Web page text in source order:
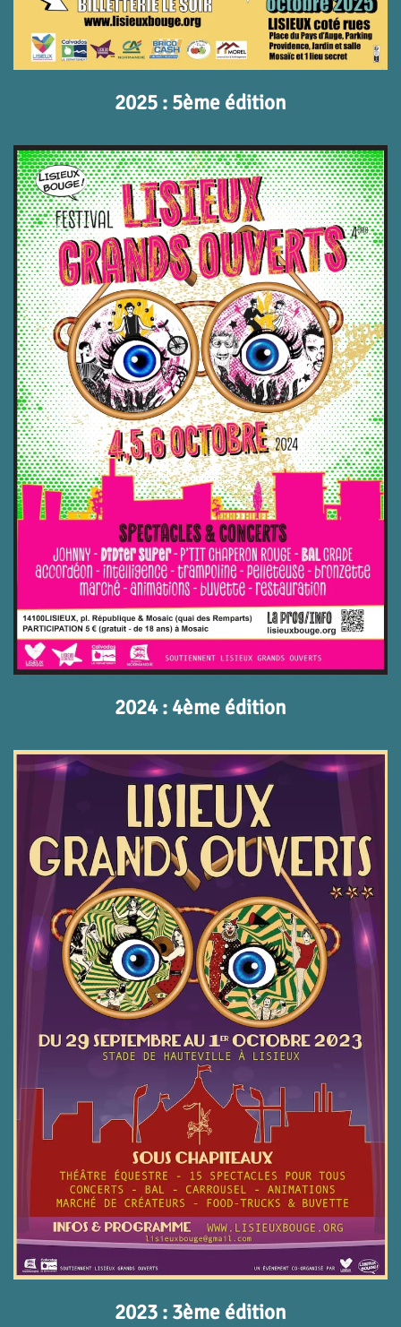
2025 : 5ème édition
2024 : 4ème édition
2023 : 3ème édition